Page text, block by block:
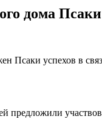
дома Псаки
Псаки успехов в